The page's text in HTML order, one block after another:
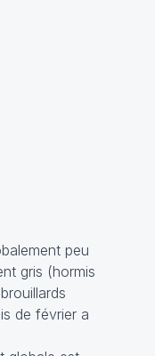
peu
gris (hormis
de février a